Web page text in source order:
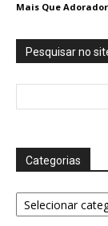
Mais Que
Pesquisar no
Categorias
Categorias